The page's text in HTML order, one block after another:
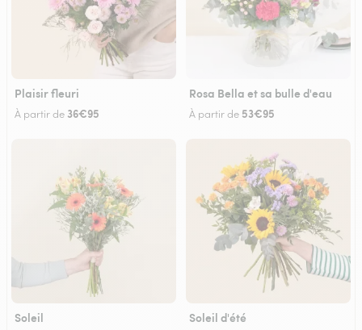
Plaisir fleuri
À partir de 36€95
Rosa Bella et sa bulle d'eau
À partir de 53€95
Soleil Soleil d'été